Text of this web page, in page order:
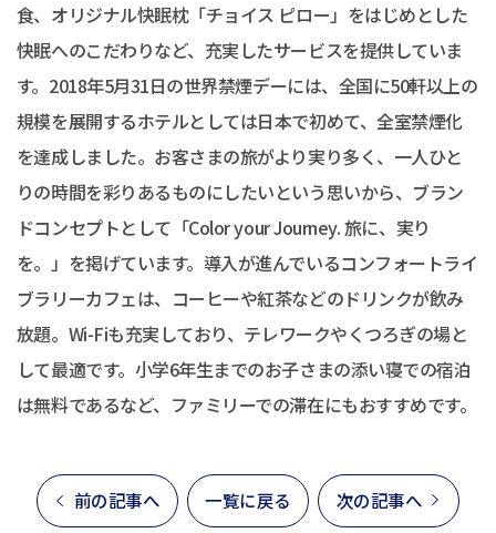
食、オリジナル快眠枕「チョイス ピロー」をはじめとした
快眠へのこだわりなど、充実したサービスを提供していま
す。2018年5月31日の世界禁煙デーには、全国に50軒以上の
規模を展開するホテルとしては日本で初めて、全室禁煙化
を達成しました。お客さまの旅がより実り多く、一人ひと
りの時間を彩りあるものにしたいという思いから、ブラン
ドコンセプトとして「Color your Journey. 旅に、実り
を。」を掲げています。導入が進んでいるコンフォートライ
ブラリーカフェは、コーヒーや紅茶などのドリンクが飲み
放題。Wi-Fiも充実しており、テレワークやくつろぎの場と
して最適です。小学6年生までのお子さまの添い寝での宿泊
は無料であるなど、ファミリーでの滞在にもおすすめです。
前の記事へ 一覧に戻る 次の記事へ